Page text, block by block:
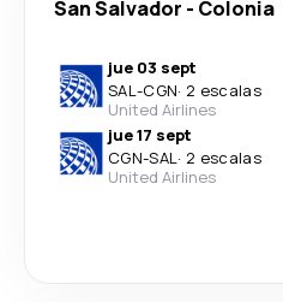
San Salvador - Colonia
jue 03 sept
SAL-CGN· 2 escalas
United Airlines
jue 17 sept
CGN-SAL· 2 escalas
United Airlines